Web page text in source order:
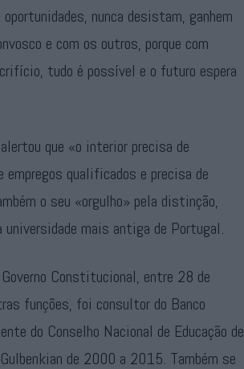
nunca desistam, ganhem
e com os outros, porque com
tudo é possível e o futuro espera
que «o interior precisa de
qualificados e precisa de
o seu «orgulho» pela distinção,
mais antiga de Portugal.
Constitucional, entre 28 de
funções, foi consultor do Banco
do Conselho Nacional de Educação de
de 2000 a 2015. Também se